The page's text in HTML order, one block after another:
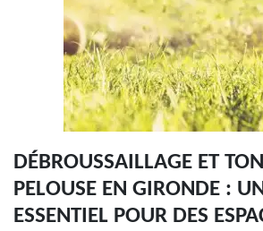
DÉBROUSSAILLAGE ET
PELOUSE EN GIRONDE :
ESSENTIEL POUR DES